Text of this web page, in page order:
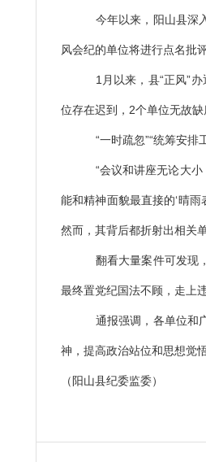
今年以来，阳山县深
风会纪的单位将进行点名批
1月以来，县“正风”
位存在迟到，2个单位无故
“一时疏忽”“统筹安
“会议和讲座无论大
能和精神面貌最直接的‘晴
然而，其背后都折射出相关
翻看大量案件可发现
最终置党纪国法不顾，走上
通报强调，各单位和
神，提高政治站位和思想觉
（阳山县纪委监委）